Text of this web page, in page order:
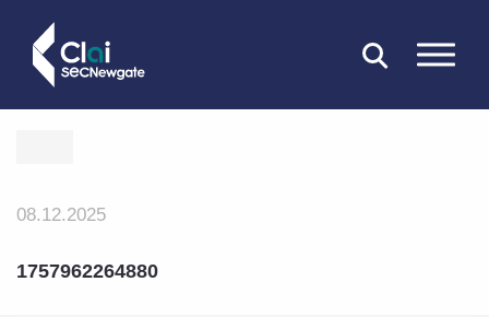
FERMER
08.12.2025
1757962264880